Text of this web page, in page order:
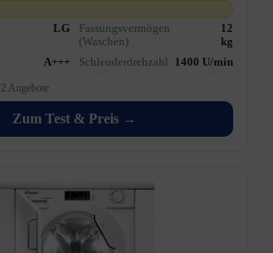
LG
Fassungsvermögen
(Waschen)
12
kg
A+++ Schleuderdrehzahl 1400 U/min
· 2 Angebote
Zum Test & Preis →